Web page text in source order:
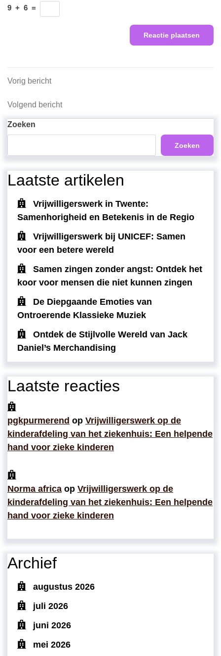
9 + 6 =
Berichtnavigatie
Vorig
Vorig bericht
Volgend
bericht
Volgend bericht
Zoeken
Zoeken
Laatste artikelen
Vrijwilligerswerk in Twente:
Samenhorigheid en Betekenis in de Regio
Vrijwilligerswerk bij UNICEF: Samen
voor een betere wereld
Samen zingen zonder angst: Ontdek het
koor voor mensen die niet kunnen zingen
De Diepgaande Emoties van
Ontroerende Klassieke Muziek
Ontdek de Stijlvolle Wereld van Jack
Daniel’s Merchandising
Laatste reacties
pgkpurmerend op Vrijwilligerswerk op de
kinderafdeling van het ziekenhuis: Een helpende
hand voor zieke kinderen
Norma africa op Vrijwilligerswerk op de
kinderafdeling van het ziekenhuis: Een helpende
hand voor zieke kinderen
Archief
augustus 2026
juli 2026
juni 2026
mei 2026